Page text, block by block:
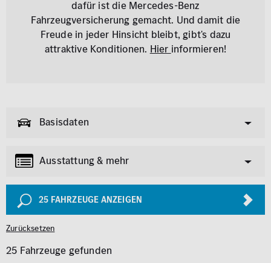
dafür ist die Mercedes-Benz
Fahrzeugversicherung gemacht. Und damit die
Freude in jeder Hinsicht bleibt, gibt's dazu
attraktive Konditionen. Hier informieren!
Basisdaten
Transporter
Ausstattung & mehr
Allgemeine Informationen
Garantie
Exterieur
AMG Styling
25 FAHRZEUGE ANZEIGEN
Zurücksetzen
25 Fahrzeuge gefunden